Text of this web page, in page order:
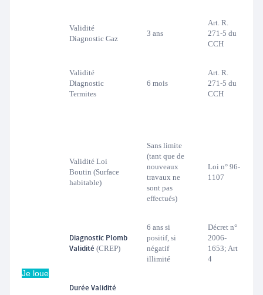
Validité
Diagnostic Gaz
3 ans
Art. R.
271-5 du
CCH
Validité
Diagnostic
Termites
6 mois
Art. R.
271-5 du
CCH
Je loue
Validité Loi
Boutin (Surface
habitable)
Sans limite
(tant que de
nouveaux
travaux ne
sont pas
effectués)
Loi n° 96-
1107
Diagnostic Plomb
Validité (CREP)
6 ans si
positif, si
négatif
illimité
Décret n°
2006-
1653; Art
4
Durée Validité